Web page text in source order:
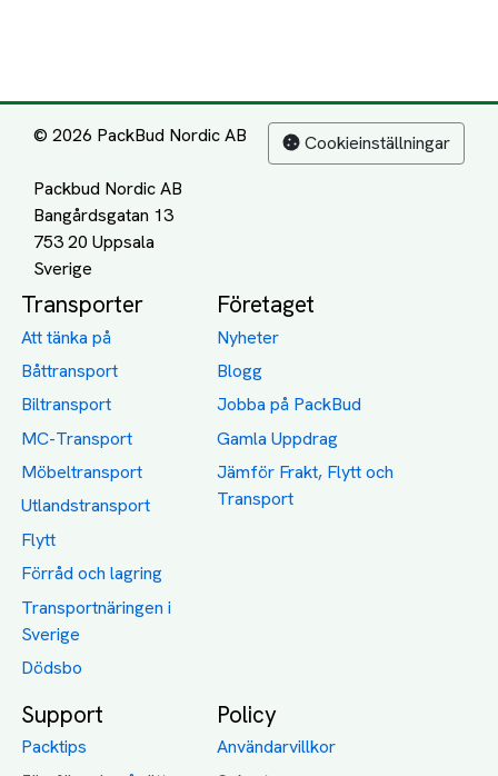
© 2026 PackBud Nordic AB
Packbud Nordic AB
Bangårdsgatan 13
753 20 Uppsala
Cookieinställningar
Transporter
Att tänka på
Båttransport
Biltransport
MC-Transport
Möbeltransport
Utlandstransport
Flytt
Förråd och lagring
Transportnäringen i
Sverige
Dödsbo
Företaget
Nyheter
Blogg
Jobba på PackBud
Gamla Uppdrag
Jämför Frakt, Flytt och
Transport
Support
Packtips
Policy
Användarvillkor